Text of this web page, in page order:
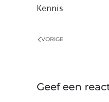
Kennis
VORIGE
Geef een